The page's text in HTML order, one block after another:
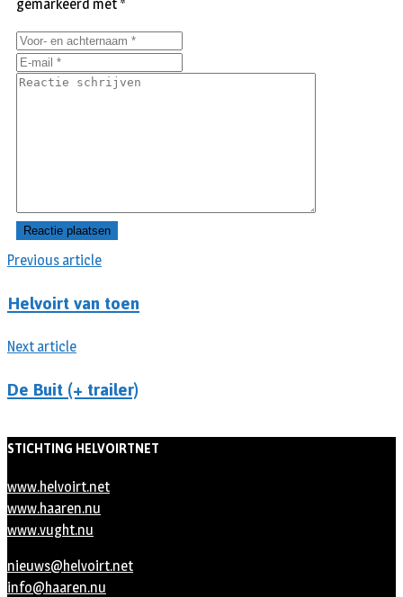
Previous article
Helvoirt van toen
Next article
De Buit (+ trailer)
gemarkeerd met *
STICHTING HELVOIRTNET
www.helvoirt.net
www.haaren.nu
www.vught.nu
nieuws@helvoirt.net
info@haaren.nu